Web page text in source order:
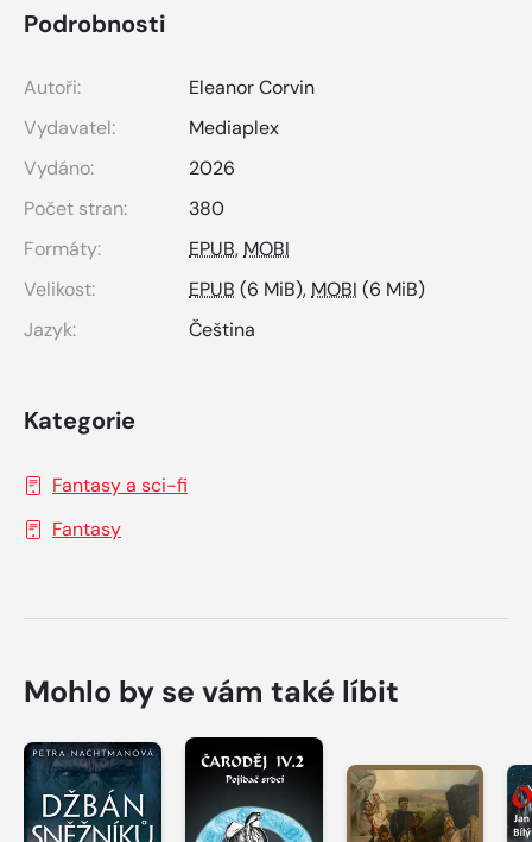
Podrobnosti
Autoři:
Eleanor Corvin
Vydavatel:
Mediaplex
Vydáno:
2026
Počet stran:
380
Formáty:
EPUB,MOBI
Velikost:
EPUB (6 MiB),MOBI (6 MiB)
Jazyk:
Čeština
Kategorie
Fantasy a sci-fi
Fantasy
Mohlo by se vám také líbit